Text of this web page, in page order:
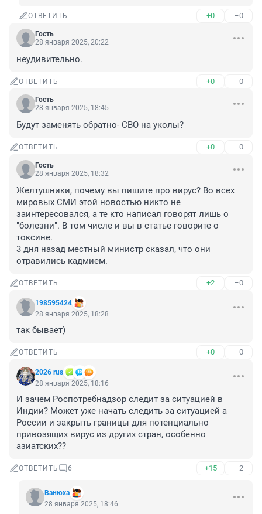
ОТВЕТИТЬ +0 –0
Гость
28 января 2025, 20:22
неудивительно.
ОТВЕТИТЬ +0 –0
Гость
28 января 2025, 18:45
Будут заменять обратно- СВО на уколы?
ОТВЕТИТЬ +0 –0
Гость
28 января 2025, 18:32
Желтушники, почему вы пишите про вирус? Во всех
мировых СМИ этой новостью никто не
заинтересовался, а те кто написал говорят лишь о
"болезни". В том числе и вы в статье говорите о
токсине.
3 дня назад местный министр сказал, что они
отравились кадмием.
ОТВЕТИТЬ +2 –0
198595424
28 января 2025, 18:28
так бывает)
ОТВЕТИТЬ +0 –0
2026 rus
28 января 2025, 18:16
И зачем Роспотребнадзор следит за ситуацией в
Индии? Может уже начать следить за ситуацией а
России и закрыть границы для потенциально
привозящих вирус из других стран, особенно
азиатских??
ОТВЕТИТЬ 6 +15 –2
Вaнюхa
28 января 2025, 18:46